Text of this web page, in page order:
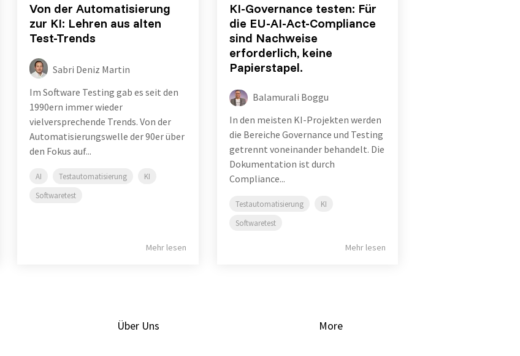
Von der Automatisierung
zur KI: Lehren aus alten
Test-Trends
Sabri Deniz Martin
Im Software Testing gab es seit den
1990ern immer wieder
vielversprechende Trends. Von der
Automatisierungswelle der 90er über
den Fokus auf...
AI Testautomatisierung
KI
Softwaretest
Mehr lesen
KI-Governance testen: Für
die EU-AI-Act-Compliance
sind Nachweise
erforderlich, keine
Papierstapel.
Balamurali Boggu
In den meisten KI-Projekten werden
die Bereiche Governance und Testing
getrennt voneinander behandelt. Die
Dokumentation ist durch
Compliance...
Testautomatisierung
KI
Softwaretest
Mehr lesen
Über Uns More